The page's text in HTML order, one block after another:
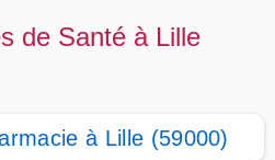
de Santé à Lille
à Lille (59000)